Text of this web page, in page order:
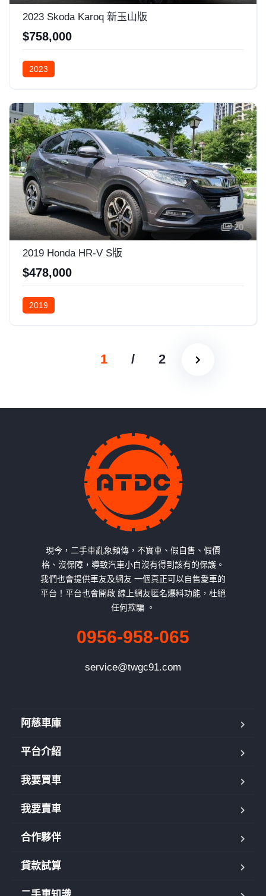
2023 Skoda Karoq 新玉山版
$758,000
2023
20
2019 Honda HR-V S版
$478,000
2019
1 / 2
現今，二手車亂象頻傳，不實車、假自售、假價
格、沒保障，導致汽車小白沒有得到該有的保護。
我們也會提供車友及網友 一個真正可以自售愛車的
平台！平台也會開啟 線上網友匿名爆料功能，杜絕
任何欺騙 。
0956-958-065
service@twgc91.com
阿慈車庫
平台介紹
我要買車
我要賣車
合作夥伴
貸款試算